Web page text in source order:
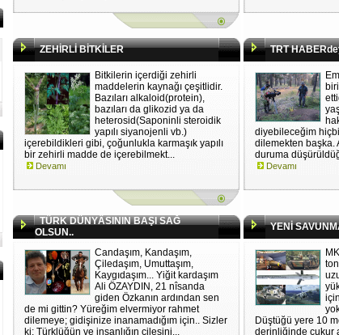
ZEHİRLİ BİTKİLER
Bitkilerin içerdiği zehirli
maddelerin kaynağı çeşitlidir.
Bazıları alkaloid(protein),
bazıları da glikozid ya da
heterosid(Saponinli steroidik
yapılı siyanojenli vb.)
içerebildikleri gibi, çoğunlukla karmaşık yapılı
bir zehirli madde de içerebilmekt...
Devamı
TRT
diyebileceğim
dilemekten başka.
duruma
Devamı
TÜRK DÜNYÂSININ BAŞI SAĞ
OLSUN..
Candaşım, Kandaşım,
Çiledaşım, Umuttaşım,
Kaygıdaşım... Yiğit kardaşım
Ali ÖZAYDIN, 21 nîsanda
giden Özkanın ardından sen
de mi gittin? Yüreğim elvermiyor rahmet
dilemeye; gidişinize inanamadığım için.. Sizler
ki; Türklüğün ve insanlığın çilesini...
YENİ
Düştüğü yere 10
derinliğinde çukur